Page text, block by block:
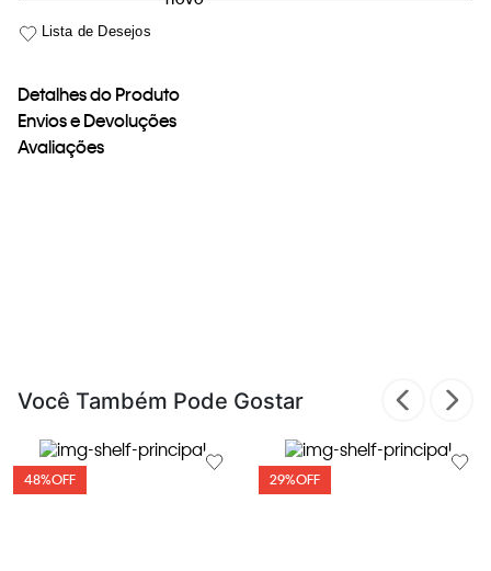
Detalhes do Produto
Envios e Devoluções
Avaliações
Você Também Pode Gostar
48%OFF 29%OFF